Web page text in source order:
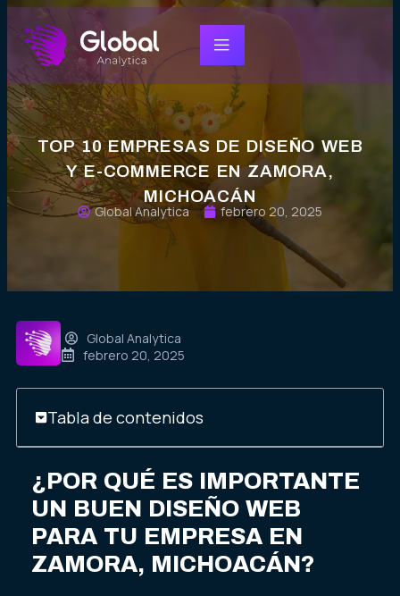
TOP 10 EMPRESAS DE DISEÑO WEB
Y E-COMMERCE EN ZAMORA,
MICHOACÁN
Global Analytica febrero 20, 2025
Global Analytica
febrero 20, 2025
Tabla de contenidos
¿POR QUÉ ES IMPORTANTE
UN BUEN DISEÑO WEB
PARA TU EMPRESA EN
ZAMORA, MICHOACÁN?